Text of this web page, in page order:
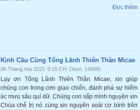
Đọc thêm
Kinh Cầu Cùng Tổng Lãnh Thiên Thần Micae
06 Tháng Hai 2021 9:15 CH (Xem: 14908)
Lạy ơn Tổng Lãnh Thiên Thần Micae, xin giúp
chúng con trong cơn giao chiến, đánh phá sự hiểm
ác mưu sâu quỉ dữ. Chúng con sấp mình nguyện xin
Chúa chế trị nó cùng xin nguyên soái cơ bình trên